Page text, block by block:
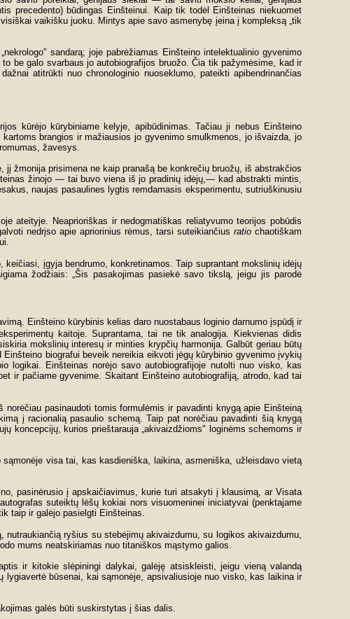
precedento) būdingas Einšteinui. Kaip tik todėl Einšteinas niekuomet
vaikišku juoku. Mintys apie savo asmenybę įeina į kompleksą „tik
sandarą; joje pabrėžiamas Einšteino intelektualinio gyvenimo
be galo svarbaus jo autobiografijos bruožo. Čia tik pažymėsime, kad ir
atitrūkti nuo chronologinio nuoseklumo, pateikti apibendrinančias
kūrėjo kūrybiniame kelyje, apibūdinimas. Tačiau ji nebus Einšteino
brangios ir mažiausios jo gyvenimo smulkmenos, jo išvaizda, jo
žavesys.
žmonija prisimena ne kaip pranašą be konkrečių bruožų, iš abstrakčios
žinojo — tai buvo viena iš jo pradinių idėjų,— kad abstrakti mintis,
naujas pasaulines lygtis remdamasis eksperimentu, sutriuškinusiu
ateityje. Neaprioriškas ir nedogmatiškas reliatyvumo teorijos pobūdis
nedrįso apie apriorinius rėmus, tarsi suteikiančiusratio chaotiškam
įgyja bendrumo, konkretinamos. Taip suprantant mokslinių idėjų
žodžiais: „Šis pasakojimas pasiekė savo tikslą, jeigu jis parodė
Einšteino kūrybinis kelias daro nuostabaus loginio darnumo įspūdį ir
kaitoje. Suprantama, tai ne tik analogija. Kiekvienas didis
mokslinių interesų ir minties krypčių harmonija. Galbūt geriau būtų
biografui beveik nereikia eikvoti jėgų kūrybinio gyvenimo įvykių
logikai. Einšteinas norėjo savo autobiografijoje nutolti nuo visko, kas
ir pačiame gyvenime. Skaitant Einšteino autobiografiją, atrodo, kad tai
pasinaudoti tomis formulėmis ir pavadinti knygą apie Einšteiną
į racionalią pasaulio schemą. Taip pat norėčiau pavadinti šią knygą
koncepcijų, kurios prieštarauja „akivaizdžioms" loginėms schemoms ir
visa tai, kas kasdieniška, laikina, asmeniška, užleisdavo vietą
pasinėrusio į apskaičiavimus, kurie turi atsakyti į klausimą, ar Visata
suteiktų lėšų kokiai nors visuomeninei iniciatyvai (penktajame
taip ir galėjo pasielgti Einšteinas.
ryšius su stebėjimų akivaizdumu, su logikos akivaizdumu,
mums neatskiriamas nuo titaniškos mąstymo galios.
ir kitokie slėpiningi dalykai, galėję atsiskleisti, jeigu vieną valandą
būsenai, kai sąmonėje, apsivaliusioje nuo visko, kas laikina ir
galės būti suskirstytas į šias dalis.